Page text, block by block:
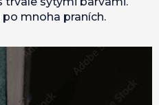
mnoha praních.